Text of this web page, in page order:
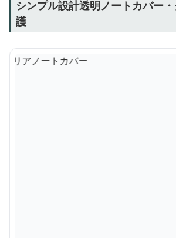
シンプル設計透明ノートカバー
護